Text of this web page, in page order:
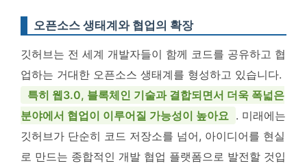
오픈소스 생태계와 협업의 확장
깃허브는 전 세계 개발자들이 함께 코드를 공유하고 협
업하는 거대한 오픈소스 생태계를 형성하고 있습니다.
특히 웹3.0, 블록체인 기술과 결합되면서 더욱 폭넓은
분야에서 협업이 이루어질 가능성이 높아요 . 미래에는
깃허브가 단순히 코드 저장소를 넘어, 아이디어를 현실
로 만드는 종합적인 개발 협업 플랫폼으로 발전할 것입